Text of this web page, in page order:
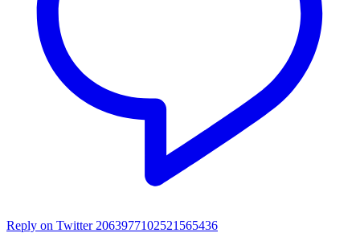
Reply on Twitter 2063977102521565436